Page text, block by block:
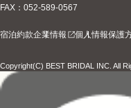
FAX：052-589-0567
宿泊約款企業情報 個人情報保護
Copyright(C) BEST BRIDAL INC. All